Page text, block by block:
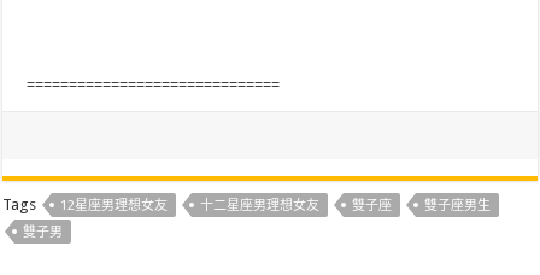
==============================
Tags 12星座男理想女友 十二星座男理想女友 雙子座
雙子座男生
雙子男